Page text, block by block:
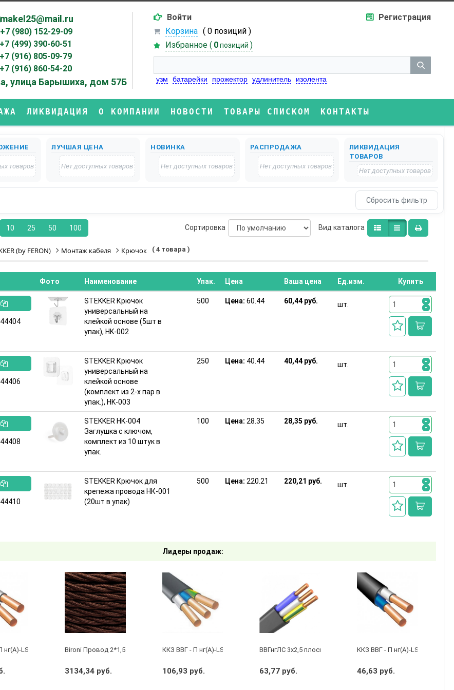
makel25@mail.ru
+7 (980) 152-29-09
+7 (499) 390-60-51
+7 (916) 805-09-79
+7 (916) 860-54-20
улица Барышиха, дом 57Б
Войти
Регистрация
Корзина ( 0 позиций )
Избранное ( 0 позиций )
узм батарейки прожектор удлинитель изолента
ЛИКВИДАЦИЯ О КОМПАНИИ НОВОСТИ ТОВАРЫ СПИСКОМ КОНТАКТЫ
товаров
ЛУЧШАЯ ЦЕНА
Нет доступных товаров
НОВИНКА
Нет доступных товаров
РАСПРОДАЖА
Нет доступных товаров
ЛИКВИДАЦИЯ
ТОВАРОВ
Нет доступных товаров
10 25 50 100 Bид каталога
Сортировка
(by FERON) Монтаж кабеля Крючок ( 4 товара )
Фото Наименование Упак. Цена Ваша цена Ед.изм. Купить
STEKKER Крючок
универсальный на
клейкой основе (5шт в
упак), HK-002
500 Цена: 60.44 60,44 руб. шт.
STEKKER Крючок
универсальный на
клейкой основе
(комплект из 2-х пар в
упак.), HK-003
250 Цена: 40.44 40,44 руб. шт.
STEKKER HK-004
Заглушка с ключом,
комплект из 10 штук в
упак.
100 Цена: 28.35 28,35 руб. шт.
STEKKER Крючок для
крепежа провода НК-001
(20шт в упак)
500 Цена: 220.21 220,21 руб. шт.
Лидеры продаж:
нг(А)-LS 2 х 2,5 ГОСТBironi Провод 2*1,5 Коричневый (глянец) (цена за бухту 50м)
3134,34 руб.
ККЗ ВВГ - П нг(А)-LS 3 х 2,5 ГОСТ
106,93 руб.
ВВГнгЛС 3x2,5 плоский черный
63,77 руб.
ККЗ ВВГ - П нг(А)-LS 2 х 1,5
46,63 руб.